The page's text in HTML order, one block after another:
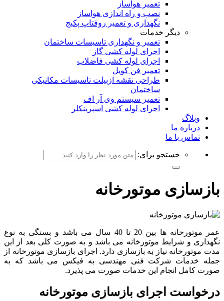
تعمیر هواساز
نصب و راه اندازی هواساز
نگهداری و تعمیر روفتاپ پکیج
دیگر خدمات
تعمیر و نگهداری تاسیسات ساختمان
اجرای لوله کشی گاز
اجرای لوله کشی فاضلاب
تعمیر فن کویل
طراحی نقشه ازبیلت تاسیسات مکانیکی
ساختمان
تعمیر سیستم وی آر اف
اجرای لوله کشی اسپرینکلر
وبلاگ
درباره ما
تماس با ما
جستجو برای:
بازسازی موتورخانه
عمر موتورخانه ها بین 20 تا 40 سال می باشد و بستگی به نوع
نگهداری و شرایط موتورخانه می باشد و به صورت کلی بعد از این
مدت موتورخانه نیاز به بازسازی دارد. اجرای بازسازی موتورخانه از
جمله خدمات شرکت فنی مهندسی به فیکس می باشد که به
صورت کامل انجام این خدمات صورت می پذیرد.
درخواست اجرای بازسازی موتورخانه